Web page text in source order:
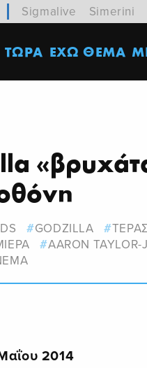
Sigmalive Simerini
ΤΩΡΑ ΕΧΩ ΘΕΜΑ
GODZILLA
AARON
2014